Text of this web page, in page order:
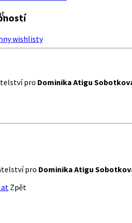
wishlisty
pro Dominika Atigu
pro Dominika Atigu
Zpět